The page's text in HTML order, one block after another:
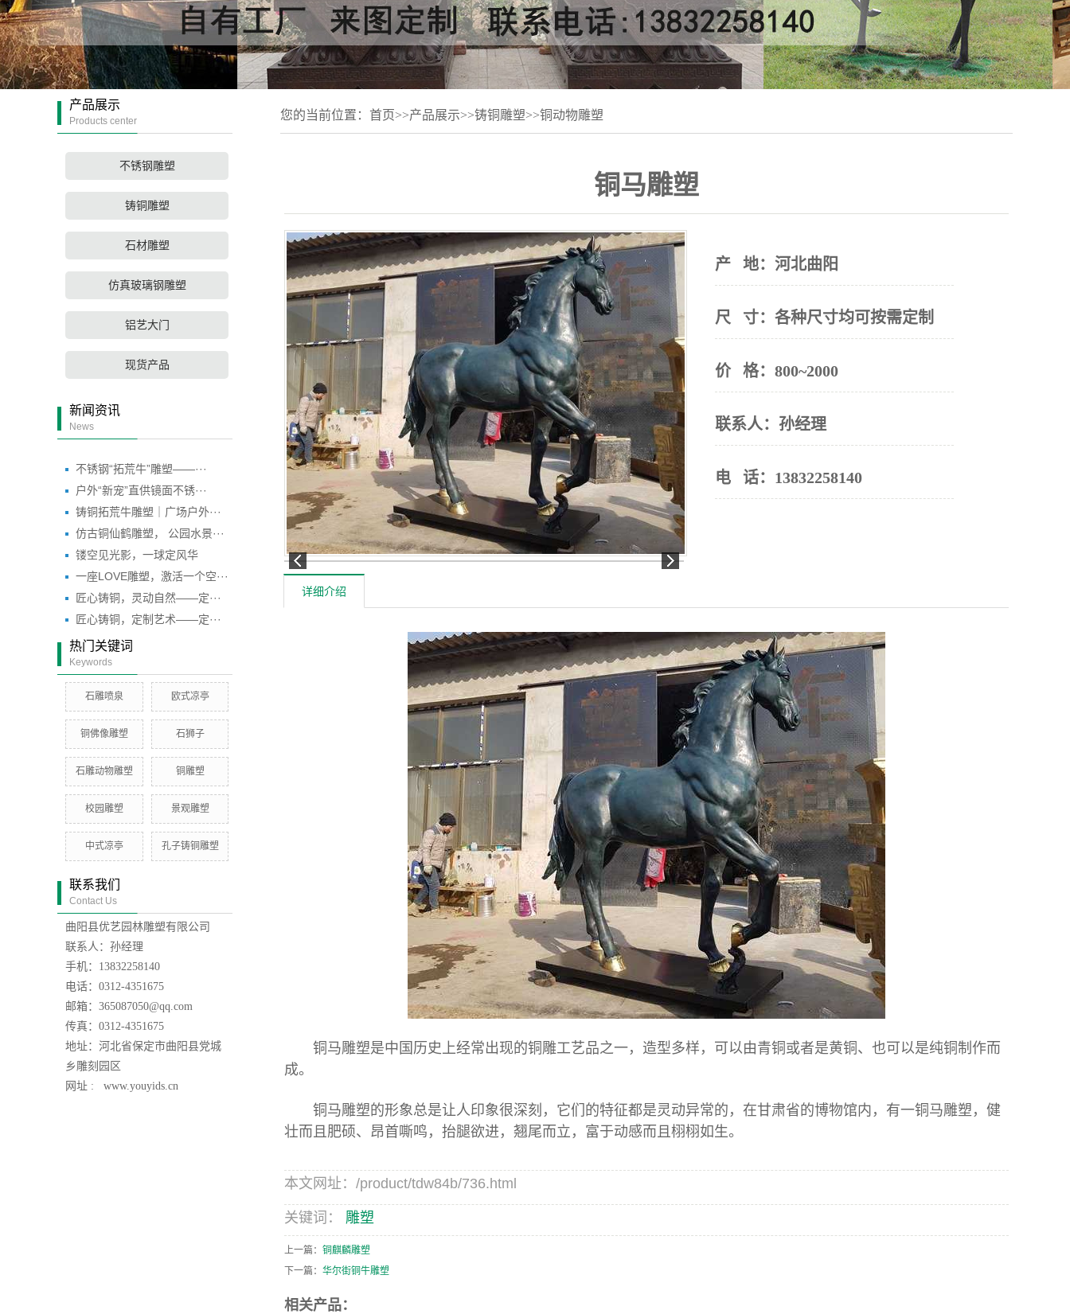
产品展示
Products center
不锈钢雕塑
铸铜雕塑
石材雕塑
仿真玻璃钢雕塑
铝艺大门
现货产品
新闻资讯
News
不锈钢“拓荒牛”雕塑——···
户外“新宠”直供镜面不锈···
铸铜拓荒牛雕塑｜广场户外···
仿古铜仙鹤雕塑， 公园水景···
镂空见光影，一球定风华
一座LOVE雕塑，激活一个空···
匠心铸铜，灵动自然——定···
匠心铸铜，定制艺术——定···
热门关键词
Keywords
石雕喷泉 欧式凉亭
铜佛像雕塑 石狮子
石雕动物雕塑 铜雕塑
校园雕塑 景观雕塑
中式凉亭 孔子铸铜雕塑
联系我们
Contact Us
曲阳县优艺园林雕塑有限公司
联系人：孙经理
手机：13832258140
电话：0312-4351675
邮箱：365087050@qq.com
传真：0312-4351675
地址：河北省保定市曲阳县党城
乡雕刻园区
网址 : www.youyids.cn
您的当前位置： 首页>>产品展示>>铸铜雕塑>>铜动物雕塑
铜马雕塑
产 地： 河北曲阳
尺 寸： 各种尺寸均可按需定制
价 格： 800~2000
联系人： 孙经理
电 话： 13832258140
详细介绍
铜马雕塑是中国历史上经常出现的铜雕工艺品之一，造型多样，可以由青铜或者是黄铜、也可以是纯铜制作而
成。
铜马雕塑的形象总是让人印象很深刻，它们的特征都是灵动异常的，在甘肃省的博物馆内，有一铜马雕塑 ，健
壮而且肥硕、昂首嘶鸣，抬腿欲进，翘尾而立，富于动感而且栩栩如生。
本文网址：/product/tdw84b/736.html
关键词： 雕塑
上一篇： 铜麒麟雕塑
下一篇： 华尔街铜牛雕塑
相关产品：